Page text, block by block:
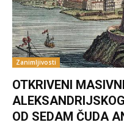
Zanimljivosti
OTKRIVENI
OD SEDAM ČUDA